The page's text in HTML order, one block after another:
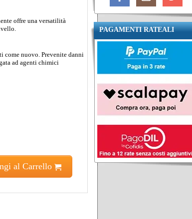
PAGAMENTI RATEALI
offre una versatilità
come nuovo. Prevenite danni
ad agenti chimici
al Carrello